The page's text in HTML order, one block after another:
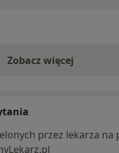
Zobacz więcejopinie powyżej
przez lekarza na